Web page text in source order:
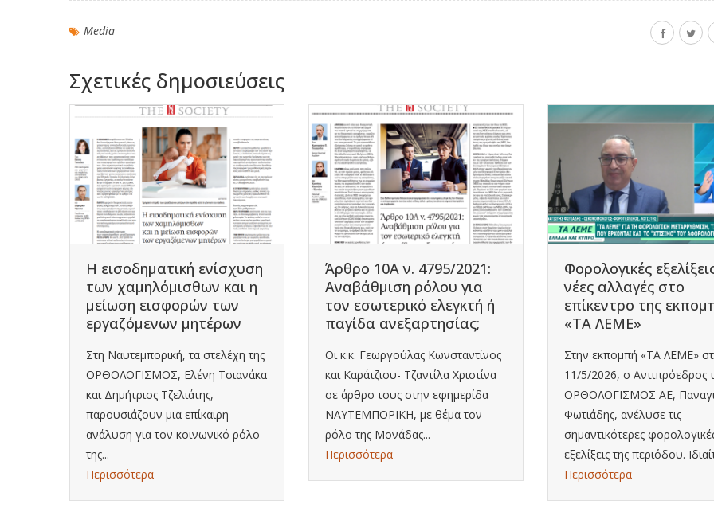
Media
Σχετικές δημοσιεύσεις
Η εισοδηματική ενίσχυση
των χαμηλόμισθων και η
μείωση εισφορών των
εργαζόμενων μητέρων
Στη Ναυτεμπορική, τα στελέχη της
ΟΡΘΟΛΟΓΙΣΜΟΣ, Ελένη Τσιανάκα
και Δημήτριος Τζελιάτης,
παρουσιάζουν μια επίκαιρη
ανάλυση για τον κοινωνικό ρόλο
της...
Περισσότερα
Άρθρο 10Α ν. 4795/2021:
Αναβάθμιση ρόλου για
τον εσωτερικό ελεγκτή ή
παγίδα ανεξαρτησίας;
Οι κ.κ. Γεωργούλας Κωνσταντίνος
και Καράτζιου- Τζαντίλα Χριστίνα
σε άρθρο τους στην εφημερίδα
ΝΑΥΤΕΜΠΟΡΙΚΗ, με θέμα τον
ρόλο της Μονάδας...
Περισσότερα
Φορολογικές
νέες αλλαγές στο
επίκεντρο της
«ΤΑ ΛΕΜΕ»
Στην εκπομπή «ΤΑ ΛΕΜΕ»
11/5/2026, ο Αντιπρόεδρος
ΟΡΘΟΛΟΓΙΣΜΟΣ ΑΕ,
Φωτιάδης, ανέλυσε τις
σημαντικότερες
εξελίξεις της περιόδου.
Περισσότερα